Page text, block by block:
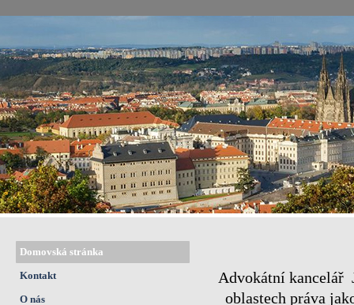
Domovská stránka
Kontakt
O nás
Advokátní kancelář
oblastech práva